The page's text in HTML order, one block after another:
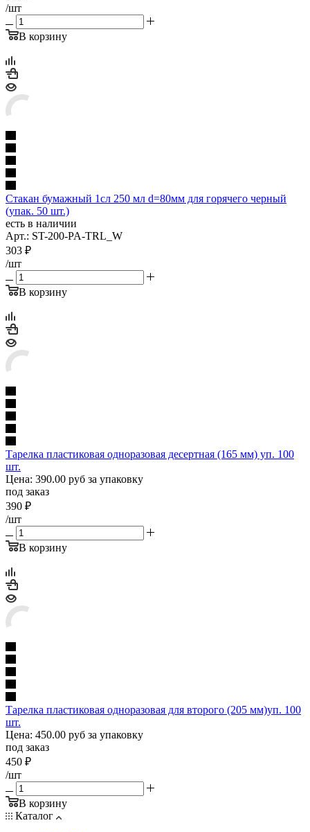
/шт
В корзину
Стакан бумажный 1сл 250 мл d=80мм для горячего черный
(упак. 50 шт.)
есть в наличии
Арт.: ST-200-PA-TRL_W
303 ₽
/шт
В корзину
Тарелка пластиковая одноразовая десертная (165 мм) уп. 100
шт.
Цена: 390.00 руб за упаковку
под заказ
390 ₽
/шт
В корзину
Тарелка пластиковая одноразовая для второго (205 мм)уп. 100
шт.
Цена: 450.00 руб за упаковку
под заказ
450 ₽
/шт
В корзину
Каталог